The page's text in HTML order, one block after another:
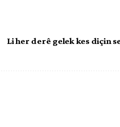
Li her derê gelek kes diçin